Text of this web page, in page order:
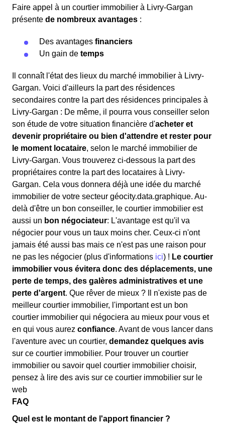
Faire appel à un courtier immobilier à Livry-Gargan
présente de nombreux avantages :
Des avantages financiers
Un gain de temps
Il connaît l'état des lieux du marché immobilier à Livry-
Gargan. Voici d'ailleurs la part des résidences
secondaires contre la part des résidences principales à
Livry-Gargan : De même, il pourra vous conseiller selon
son étude de votre situation financière d'acheter et
devenir propriétaire ou bien d'attendre et rester pour
le moment locataire, selon le marché immobilier de
Livry-Gargan. Vous trouverez ci-dessous la part des
propriétaires contre la part des locataires à Livry-
Gargan. Cela vous donnera déjà une idée du marché
immobilier de votre secteur géocity.data.graphique. Au-
delà d'être un bon conseiller, le courtier immobilier est
aussi un bon négociateur: L'avantage est qu'il va
négocier pour vous un taux moins cher. Ceux-ci n'ont
jamais été aussi bas mais ce n'est pas une raison pour
ne pas les négocier (plus d'informations ici) ! Le courtier
immobilier vous évitera donc des déplacements, une
perte de temps, des galères administratives et une
perte d'argent. Que rêver de mieux ? Il n'existe pas de
meilleur courtier immobilier, l'important est un bon
courtier immobilier qui négociera au mieux pour vous et
en qui vous aurez confiance. Avant de vous lancer dans
l'aventure avec un courtier, demandez quelques avis
sur ce courtier immobilier. Pour trouver un courtier
immobilier ou savoir quel courtier immobilier choisir,
pensez à lire des avis sur ce courtier immobilier sur le
web
FAQ
Quel est le montant de l'apport financier ?